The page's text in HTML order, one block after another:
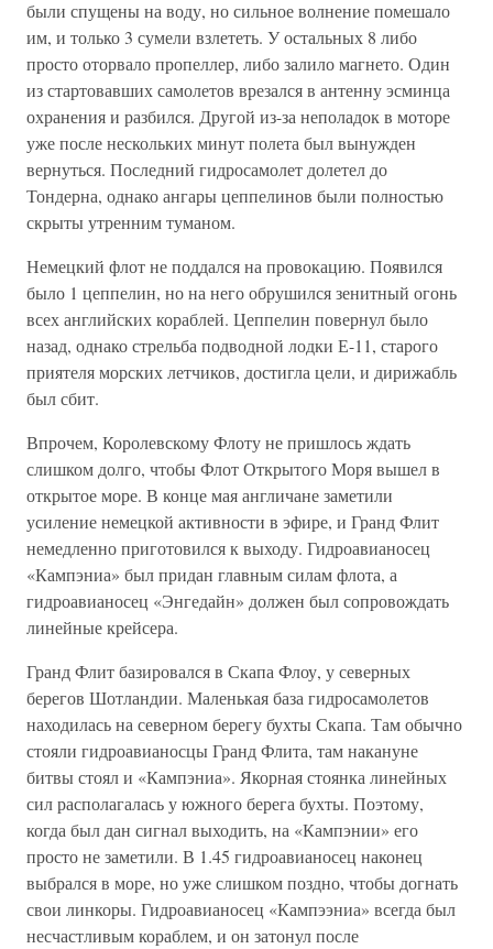
были спущены на воду, но сильное волнение помешало
им, и только 3 сумели взлететь. У остальных 8 либо
просто оторвало пропеллер, либо залило магнето. Один
из стартовавших самолетов врезался в антенну эсминца
охранения и разбился. Другой из-за неполадок в моторе
уже после нескольких минут полета был вынужден
вернуться. Последний гидросамолет долетел до
Тондерна, однако ангары цеппелинов были полностью
скрыты утренним туманом.
Немецкий флот не поддался на провокацию. Появился
было 1 цеппелин, но на него обрушился зенитный огонь
всех английских кораблей. Цеппелин повернул было
назад, однако стрельба подводной лодки Е-11, старого
приятеля морских летчиков, достигла цели, и дирижабль
был сбит.
Впрочем, Королевскому Флоту не пришлось ждать
слишком долго, чтобы Флот Открытого Моря вышел в
открытое море. В конце мая англичане заметили
усиление немецкой активности в эфире, и Гранд Флит
немедленно приготовился к выходу. Гидроавианосец
«Кампэниа» был придан главным силам флота, а
гидроавианосец «Энгедайн» должен был сопровождать
линейные крейсера.
Гранд Флит базировался в Скапа Флоу, у северных
берегов Шотландии. Маленькая база гидросамолетов
находилась на северном берегу бухты Скапа. Там обычно
стояли гидроавианосцы Гранд Флита, там накануне
битвы стоял и «Кампэниа». Якорная стоянка линейных
сил располагалась у южного берега бухты. Поэтому,
когда был дан сигнал выходить, на «Кампэнии» его
просто не заметили. В 1.45 гидроавианосец наконец
выбрался в море, но уже слишком поздно, чтобы догнать
свои линкоры. Гидроавианосец «Кампээниа» всегда был
несчастливым кораблем, и он затонул после